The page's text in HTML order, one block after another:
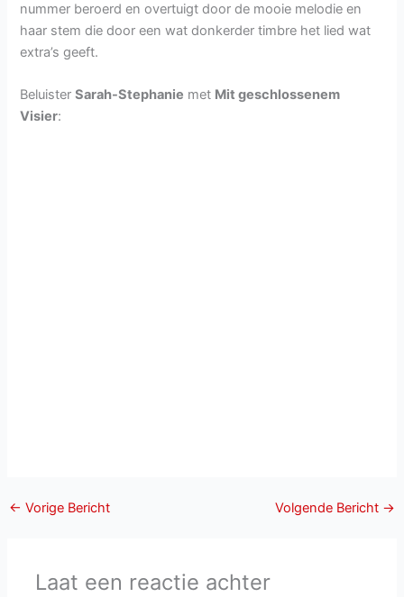
nummer beroerd en overtuigt door de mooie melodie en
haar stem die door een wat donkerder timbre het lied wat
extra’s geeft.
BeluisterSarah-Stephanie met Mit geschlossenem
Visier:
← Vorige Bericht Volgende Bericht →
Laat een reactie achter